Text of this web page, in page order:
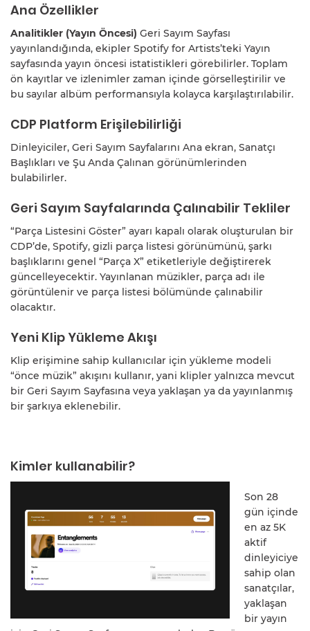
Ana Özellikler
Analitikler (Yayın Öncesi) Geri Sayım Sayfası
yayınlandığında, ekipler Spotify for Artists’teki Yayın
sayfasında yayın öncesi istatistikleri görebilirler. Toplam
ön kayıtlar ve izlenimler zaman içinde görselleştirilir ve
bu sayılar albüm performansıyla kolayca karşılaştırılabilir.
CDP Platform Erişilebilirliği
Dinleyiciler, Geri Sayım Sayfalarını Ana ekran, Sanatçı
Başlıkları ve Şu Anda Çalınan görünümlerinden
bulabilirler.
Geri Sayım Sayfalarında Çalınabilir Tekliler
“Parça Listesini Göster” ayarı kapalı olarak oluşturulan bir
CDP’de, Spotify, gizli parça listesi görünümünü, şarkı
başlıklarını genel “Parça X” etiketleriyle değiştirerek
güncelleyecektir. Yayınlanan müzikler, parça adı ile
görüntülenir ve parça listesi bölümünde çalınabilir
olacaktır.
Yeni Klip Yükleme Akışı
Klip erişimine sahip kullanıcılar için yükleme modeli
“önce müzik” akışını kullanır, yani klipler yalnızca mevcut
bir Geri Sayım Sayfasına veya yaklaşan ya da yayınlanmış
bir şarkıya eklenebilir.
Kimler kullanabilir?
Son 28
gün içinde
en az 5K
aktif
dinleyiciye
sahip olan
sanatçılar,
yaklaşan
bir yayın